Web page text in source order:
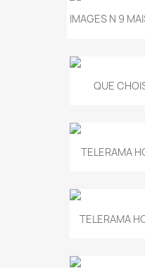
IMAGES N 9
QUE
TELERAMA
TELERAMA